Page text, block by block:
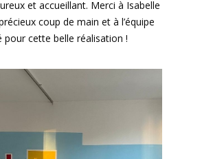
et accueillant. Merci à Isabelle
coup de main et à l’équipe
pour cette belle réalisation !